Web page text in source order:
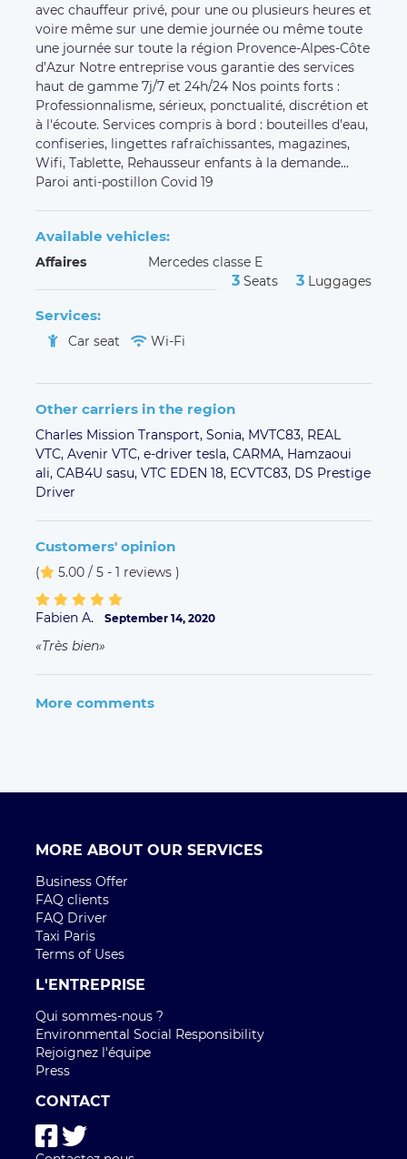
avec chauffeur privé, pour une ou plusieurs heures et
voire même sur une demie journée ou même toute
une journée sur toute la région Provence-Alpes-Côte
d’Azur Notre entreprise vous garantie des services
haut de gamme 7j/7 et 24h/24 Nos points forts :
Professionnalisme, sérieux, ponctualité, discrétion et
à l'écoute. Services compris à bord : bouteilles d'eau,
confiseries, lingettes rafraîchissantes, magazines,
Wifi, Tablette, Rehausseur enfants à la demande...
Paroi anti-postillon Covid 19
Available vehicles:
Affaires Mercedes classe E
3 Seats 3 Luggages
Services:
Car seat Wi-Fi
Other carriers in the region
Charles Mission Transport, Sonia, MVTC83, REAL
VTC, Avenir VTC, e-driver tesla, CARMA, Hamzaoui
ali, CAB4U sasu, VTC EDEN 18, ECVTC83, DS Prestige
Driver
Customers' opinion
( 5.00 / 5 - 1 reviews )
Fabien A. September 14, 2020
Très bien
More comments
MORE ABOUT OUR SERVICES
Business Offer
FAQ clients
FAQ Driver
Taxi Paris
Terms of Uses
L'ENTREPRISE
Qui sommes-nous ?
Environmental Social Responsibility
Rejoignez l'équipe
Press
CONTACT